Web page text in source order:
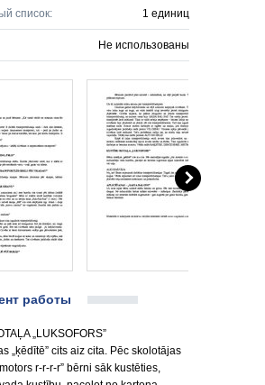
список: 1 единиц
Не использованы
работы
„LUKSOFORS”
„ķēdītē” cits aiz cita. Pēc skolotājas
r-r-r-r” bērni sāk kustēties,